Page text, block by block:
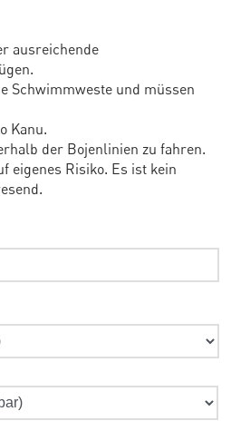
ausreichende
Schwimmweste und müssen
Kanu.
der Bojenlinien zu fahren.
eigenes Risiko. Es ist kein